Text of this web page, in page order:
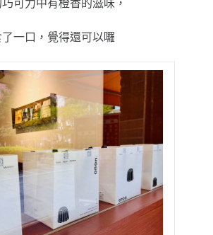
可力中有橙香的滋味，
一口，覺得還可以囉